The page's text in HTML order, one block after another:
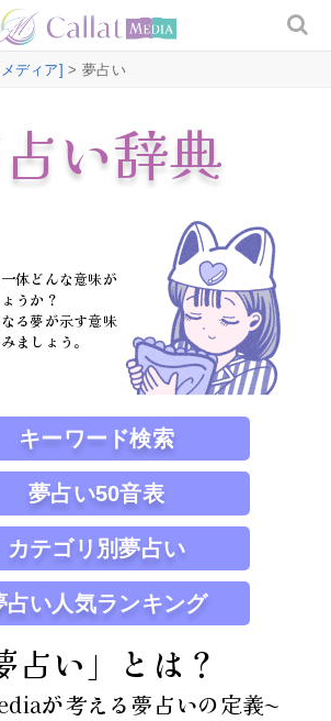
ディア] > 夢占い
い辞典
体どんな意味が
うか？
る夢が示す意味
ましょう。
キーワード検索
夢占い50音表
カテゴリ別夢占い
占い人気ランキング
占い」とは？
が考える夢占いの定義〜